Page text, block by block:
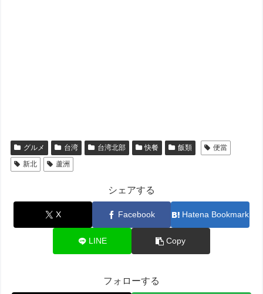
グルメ 台湾 台湾北部 快餐 飯類
便當
新北
蘆洲
シェアする
X Facebook Hatena Bookmark
LINE Copy
フォローする